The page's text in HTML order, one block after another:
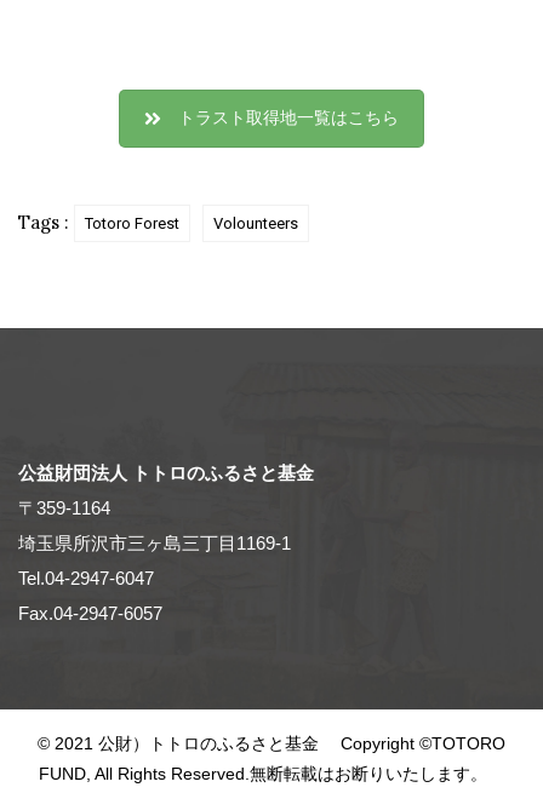
トラスト取得地一覧はこちら
Tags : Totoro Forest Volounteers
公益財団法人 トトロのふるさと基金
〒359-1164
埼玉県所沢市三ヶ島三丁目1169-1
Tel.04-2947-6047
Fax.04-2947-6057
© 2021 公財）トトロのふるさと基金 Copyright ©TOTORO
FUND, All Rights Reserved.無断転載はお断りいたします。